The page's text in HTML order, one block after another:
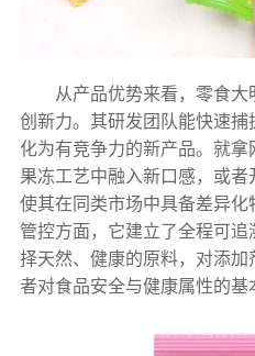
从产品优势来看，零食
创新力。其研发团队能快速
化为有竞争力的新产品。就
果冻工艺中融入新口感，或者
使其在同类市场中具备差异
管控方面，它建立了全程可
择天然、健康的原料，对添
者对食品安全与健康属性的基